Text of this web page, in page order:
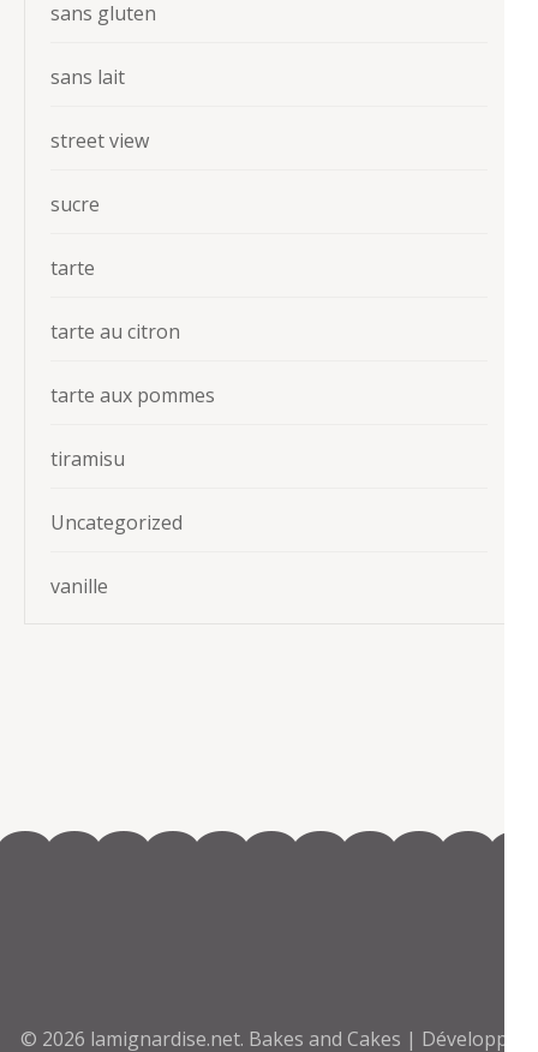
sans gluten
sans lait
street view
sucre
tarte
tarte au citron
tarte aux pommes
tiramisu
Uncategorized
vanille
© 2026 lamignardise.net. Bakes and Cakes | Développé